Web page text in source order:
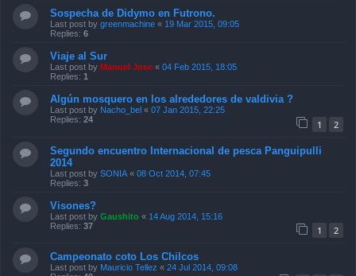
Sospecha de Didymo en Futrono.
Last post by greenmachine « 19 Mar 2015, 09:05
Replies: 6
Viaje al Sur
Last post by Manuel Jose « 04 Feb 2015, 18:05
Replies: 1
Algún mosquero en los alrededores de valdivia ?
Last post by Nacho_bel « 07 Jan 2015, 22:25
Replies: 24 1 2
Segundo encuentro Internacional de pesca Panguipulli
2014
Last post by SONIA « 08 Oct 2014, 07:45
Replies: 3
Visones?
Last post by Gaushito « 14 Aug 2014, 15:16
Replies: 37 1 2
Campeonato coto Los Chilcos
Last post by Mauricio Tellez « 24 Jul 2014, 09:08